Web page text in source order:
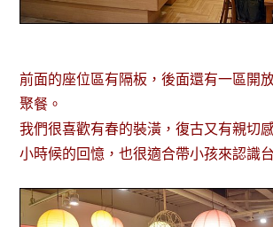
前面的座位區有隔板，後面還有一區開
聚餐。
我們很喜歡有春的裝潢，復古又有親切
小時候的回憶，也很適合帶小孩來認識